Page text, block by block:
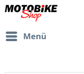
Menü